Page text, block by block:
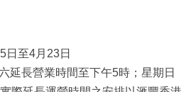
日至4月23日
延長營業時間至下午5時；星期日